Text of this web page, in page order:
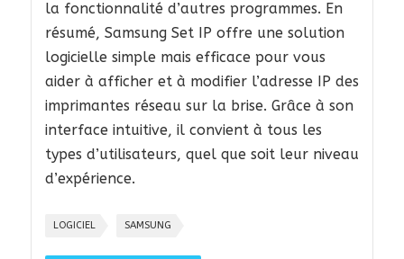
la fonctionnalité d’autres programmes. En
résumé, Samsung Set IP offre une solution
logicielle simple mais efficace pour vous
aider à afficher et à modifier l’adresse IP des
imprimantes réseau sur la brise. Grâce à son
interface intuitive, il convient à tous les
types d’utilisateurs, quel que soit leur niveau
d’expérience.
LOGICIEL SAMSUNG